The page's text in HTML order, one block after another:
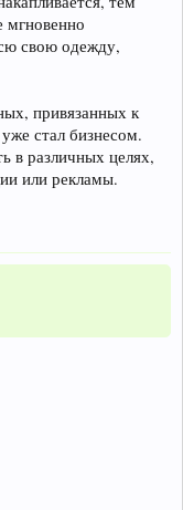
мгновенно
свою одежду,
привязанных к
стал бизнесом.
в различных целях,
или рекламы.